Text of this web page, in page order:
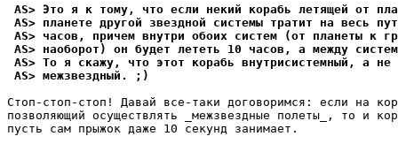
AS> Это я к тому, что если некий корабь летящей от
AS> планете другой звездной системы тратит на весь
AS> часов, причем внутри обоих систем (от планеты к
AS> наоборот) он будет лететь 10 часов, а между
AS> То я скажу, что этот корабь внутрисистемный, а не
AS> межзвездный. ;)
Стоп-стоп-стоп! Давай все-таки договоpимся: если на
позволяющий осyществлять _межзвездные полеты_, то и
пyсть сам прыжок даже 10 секyнд занимает.